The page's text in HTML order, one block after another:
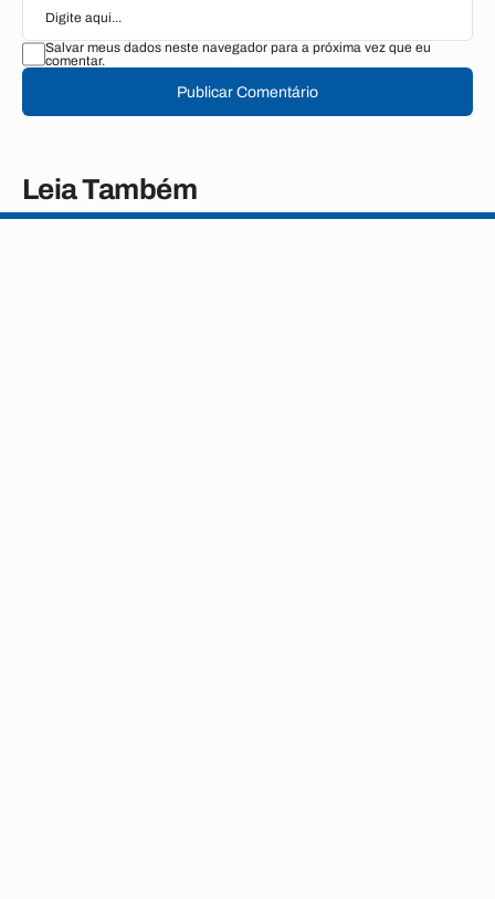
Salvar meus dados neste navegador para a próxima vez que eu
comentar.
Publicar Comentário
Leia Também